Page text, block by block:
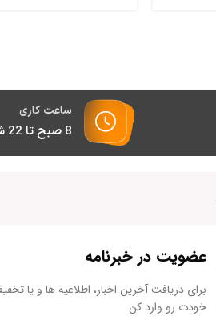
ساعت کاری
8 صبح تا 22 شب
عضویت در خبرنامه
برای دریافت آخرین اخبار، اطلاعیه ها و یا
خودت رو وارد کن.